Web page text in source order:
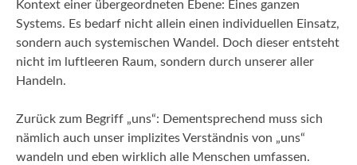
Kontext einer übergeordneten Ebene: Eines ganzen
Systems. Es bedarf nicht allein einen individuellen Einsatz,
sondern auch systemischen Wandel. Doch dieser entsteht
nicht im luftleeren Raum, sondern durch unserer aller
Handeln.
Zurück zum Begriff „uns“: Dementsprechend muss sich
nämlich auch unser implizites Verständnis von „uns“
wandeln und eben wirklich alle Menschen umfassen.